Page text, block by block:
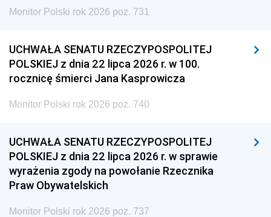
Monitor Polski rok 2026 poz. 731
UCHWAŁA SENATU RZECZYPOSPOLITEJ
POLSKIEJ z dnia 22 lipca 2026 r. w 100.
rocznicę śmierci Jana Kasprowicza
Monitor Polski rok 2026 poz. 740
UCHWAŁA SENATU RZECZYPOSPOLITEJ
POLSKIEJ z dnia 22 lipca 2026 r. w sprawie
wyrażenia zgody na powołanie Rzecznika
Praw Obywatelskich
Monitor Polski rok 2026 poz. 737